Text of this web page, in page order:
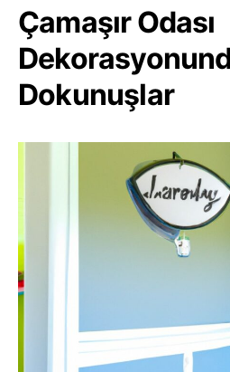
Çamaşır Odası
Dokunuşlar